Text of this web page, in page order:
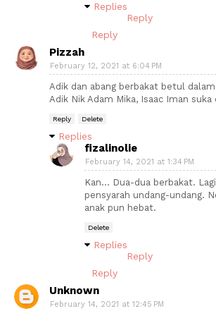
Replies
Reply
Reply
Pizzah
February 12, 2021 at 6:04 PM
Adik dan abang berbakat betul
Adik Nik Adam Mika, Isaac Iman suka
Reply Delete
Replies
fizalinolie
February 14, 2021 at 1:34 PM
Kan... Dua-dua berbakat.
pensyarah undang-undang.
anak pun hebat.
Delete
Replies
Reply
Reply
Unknown
February 14, 2021 at 12:45 PM